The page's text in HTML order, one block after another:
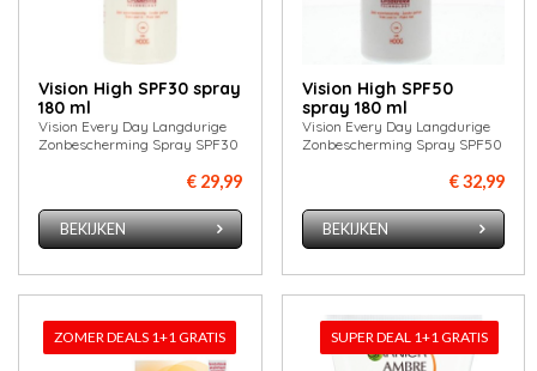
Vision High SPF30 spray
180 ml
Vision Every Day Langdurige
Zonbescherming Spray SPF30
€ 29,99
BEKIJKEN
Vision High SPF50
spray 180 ml
Vision Every Day Langdurige
Zonbescherming Spray SPF50
€ 32,99
BEKIJKEN
ZOMER DEALS 1+1 GRATIS SUPER DEAL 1+1 GRATIS